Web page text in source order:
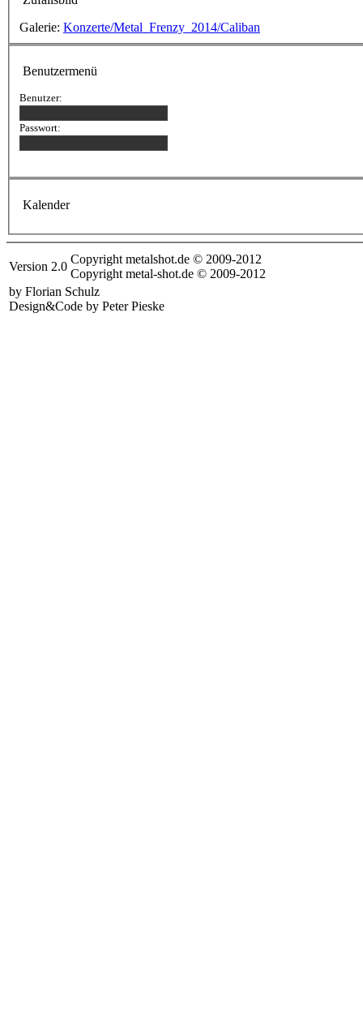
Galerie: Konzerte/Metal_Frenzy_2014/Caliban
Benutzermenü
Benutzer:
Passwort:
Kalender
Version 2.0
Copyright metalshot.de © 2009-2012
Copyright metal-shot.de © 2009-2012
by Florian Schulz
Design&Code by Peter Pieske